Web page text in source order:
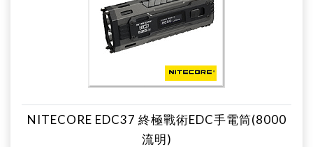
NITECORE EDC37 終極戰術EDC手電筒(8000
流明)